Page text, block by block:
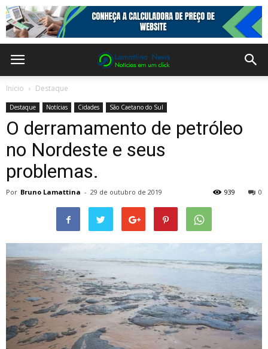
Inicio Destaque
Destaque Notícias Cidades São Caetano do Sul
O derramamento de petróleo
no Nordeste e seus
problemas.
Por Bruno Lamattina - 29 de outubro de 2019 0
939